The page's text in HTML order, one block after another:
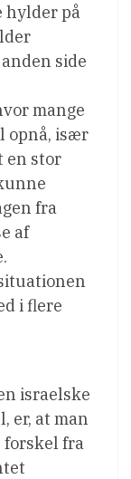
hylder på
side
mange
opnå, især
en stor
fra
af
i flere
israelske
er, at man
forskel fra